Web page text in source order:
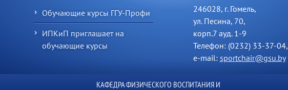
Обучающие курсы ГГУ-Профи
ИПКиП приглашает на
обучающие курсы
246028, г. Гомель,
ул. Песина, 70,
корп.7 ауд. 1-9
Телефон: (0232) 33-37-04,
e-mail: sportchair@gsu.by
КАФЕДРА ФИЗИЧЕСКОГО ВОСПИТАНИЯ И